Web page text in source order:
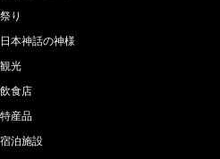
祭り
日本神話の神様
観光
飲食店
特産品
宿泊施設